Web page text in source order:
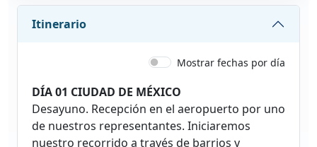
Itinerario
Mostrar fechas por día
DÍA 01 CIUDAD DE MÉXICO
Desayuno. Recepción en el aeropuerto por uno
de nuestros representantes. Iniciaremos
nuestro recorrido a través de barrios y